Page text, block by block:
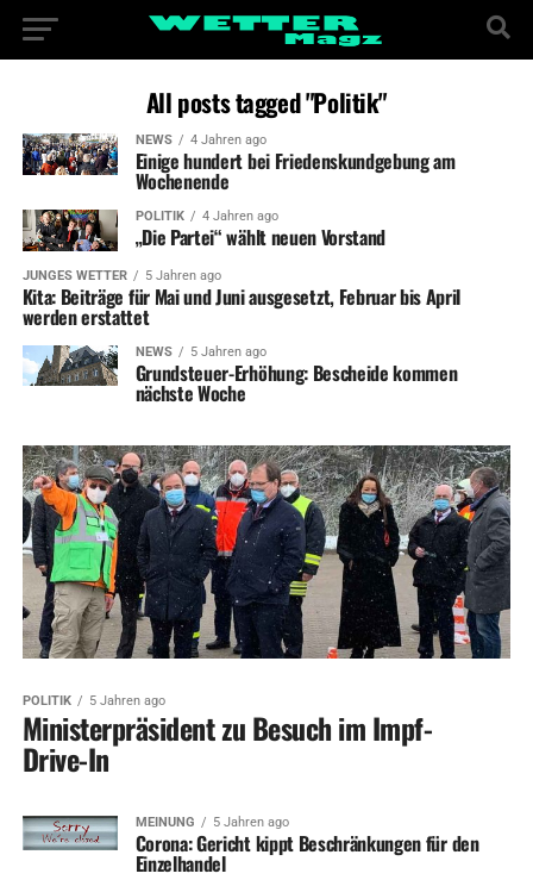
All posts tagged "Politik"
NEWS 4 Jahren ago
Einige hundert bei Friedenskundgebung am
Wochenende
POLITIK 4 Jahren ago
„Die Partei“ wählt neuen Vorstand
JUNGES WETTER 5 Jahren ago
Kita: Beiträge für Mai und Juni ausgesetzt, Februar bis April
werden erstattet
NEWS 5 Jahren ago
Grundsteuer-Erhöhung: Bescheide kommen
nächste Woche
POLITIK 5 Jahren ago
Ministerpräsident zu Besuch im Impf-
Drive-In
MEINUNG 5 Jahren ago
Corona: Gericht kippt Beschränkungen für den
Einzelhandel